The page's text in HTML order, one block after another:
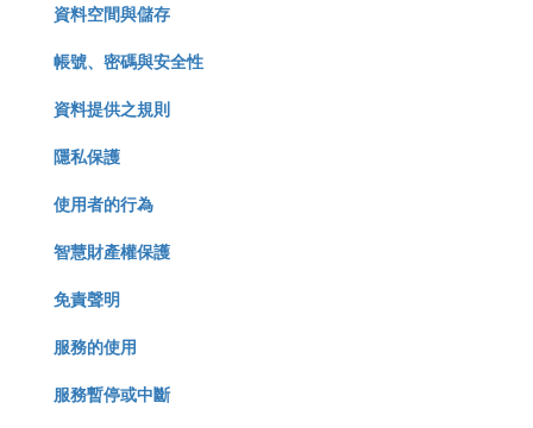
資料空間與儲存
帳號、密碼與安全性
資料提供之規則
隱私保護
使用者的行為
智慧財產權保護
免責聲明
服務的使用
服務暫停或中斷